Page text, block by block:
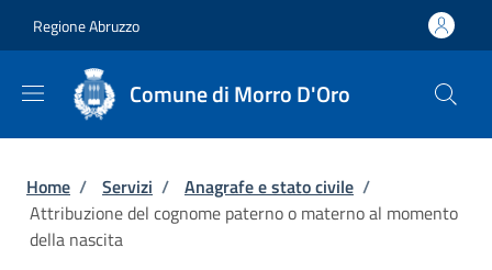
Regione Abruzzo
Comune di Morro D'Oro
Briciole di pane
Home / Servizi / Anagrafe e stato civile /
Attribuzione del cognome paterno o materno al momento
della nascita